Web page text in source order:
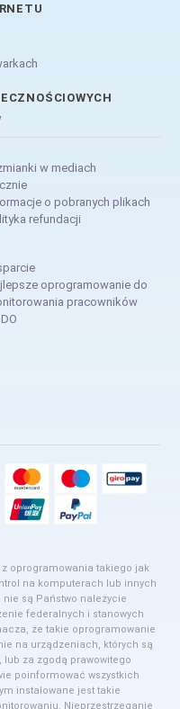
w mediach
o pobranych plikach
refundacji
oprogramowanie do
pracowników
oprogramowania takiego jak
na komputerach lub innych
są Państwo należycie
federalnych i stanowych
że takie oprogramowanie
na urządzeniach, których są
lub za zgodą prawowitego
poinformować wszystkich
instalowane jest takie
Nieprzestrzeganie